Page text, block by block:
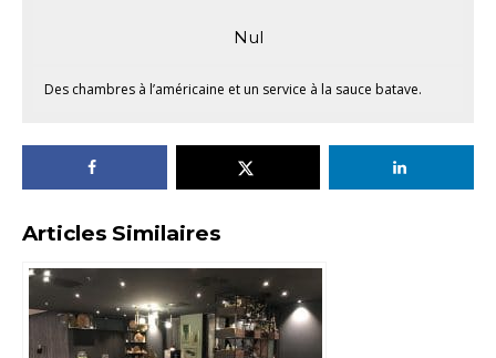
Nul
Des chambres à l’américaine et un service à la sauce batave.
Articles Similaires